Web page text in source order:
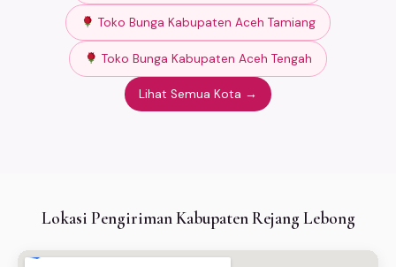
Toko Bunga Kabupaten Aceh Tamiang
Toko Bunga Kabupaten Aceh Tengah
Lihat Semua Kota →
Lokasi Pengiriman Kabupaten Rejang Lebong